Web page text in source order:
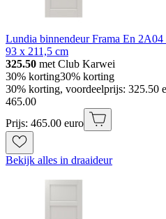
Lundia binnendeur Frama En
93 x 211,5 cm
325.50 met Club Karwei
30% korting30% korting
30% korting, voordeelprijs: 325.50
465.00
Prijs: 465.00 euro
Bekijk alles in draaideur